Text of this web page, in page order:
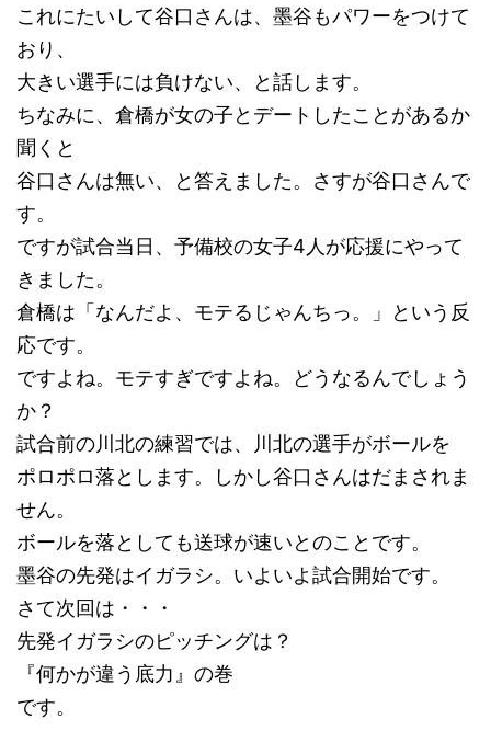
これにたいして谷口さんは、墨谷もパワーをつけて
おり、
大きい選手には負けない、と話します。
ちなみに、倉橋が女の子とデートしたことがあるか
聞くと
谷口さんは無い、と答えました。さすが谷口さんで
す。
ですが試合当日、予備校の女子4人が応援にやって
きました。
倉橋は「なんだよ、モテるじゃんちっ。」という反
応です。
ですよね。モテすぎですよね。どうなるんでしょう
か？
試合前の川北の練習では、川北の選手がボールを
ポロポロ落とします。しかし谷口さんはだまされま
せん。
ボールを落としても送球が速いとのことです。
墨谷の先発はイガラシ。いよいよ試合開始です。
さて次回は・・・
先発イガラシのピッチングは？
『何かが違う底力』の巻
です。